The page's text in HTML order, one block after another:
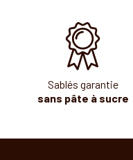
Sablés garantie
sans pâte à sucre